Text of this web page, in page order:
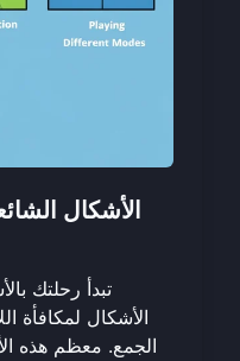
الأشكال
تبدأ رحلتك
الأشكال لمكافأة
الجمع. معظم هذه